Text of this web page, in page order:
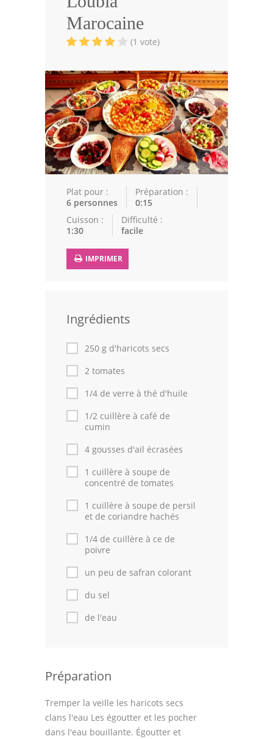
Volailles
Cuisines Orientales
Recettes marocaine
Cuisine Algérienne
Cuisine Tunisienne
Cuisine Juive
Cuisine Libanaise
Astuces de cuisine
Fêtes Religieuses
Chefs
Forum
Thèmes
Espace Personnel
Marocaine
(1 vote)
Plat pour :
6 personnes
Préparation :
0:15
Cuisson :
1:30
Difficulté :
facile
IMPRIMER
Ingrédients
250 g d'haricots secs
2 tomates
1/4 de verre à thé d'huile
1/2 cuillère à café de
cumin
4 gousses d'ail écrasées
1 cuillère à soupe de
concentré de tomates
1 cuillère à soupe de persil
et de coriandre hachés
1/4 de cuillère à ce de
poivre
un peu de safran colorant
du sel
de l'eau
Préparation
Tremper la veille les haricots secs
clans l'eau Les égoutter et les pocher
dans l'eau bouillante. Égoutter et